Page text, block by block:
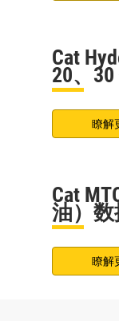
Cat
20、
瞭解
Cat
油）
瞭解